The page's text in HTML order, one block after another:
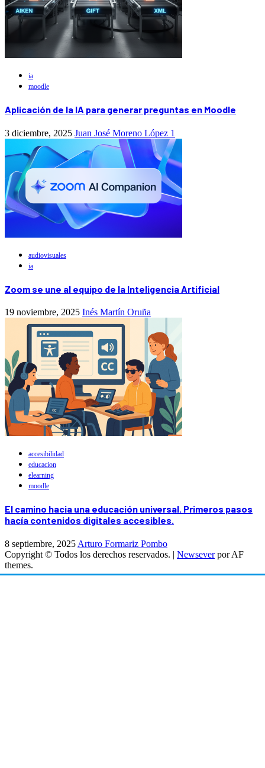
ia
moodle
Aplicación de la IA para generar preguntas en Moodle
3 diciembre, 2025 Juan José Moreno López 1
audiovisuales
ia
Zoom se une al equipo de la Inteligencia Artificial
19 noviembre, 2025 Inés Martín Oruña
accesibilidad
educacion
elearning
moodle
El camino hacia una educación universal. Primeros pasos
hacía contenidos digitales accesibles.
8 septiembre, 2025 Arturo Formariz Pombo
Copyright © Todos los derechos reservados. | Newseverpor AF
themes.